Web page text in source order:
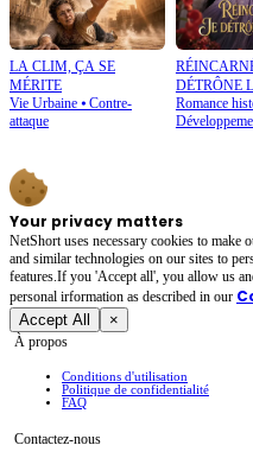
LA CLIM, ÇA SE
MÉRITE
Vie Urbaine ⦁ Contre-
attaque
DÉTRÔNE
Romance
Your privacy matters
NetShort uses necessary cookies to
and similar technologies on our sites to
features.If you 'Accept all', you allow us
personal irformation as described in our
Accept All ×
À propos
Conditions d'utilisation
Politique de confidentialité
FAQ
Contactez-nous